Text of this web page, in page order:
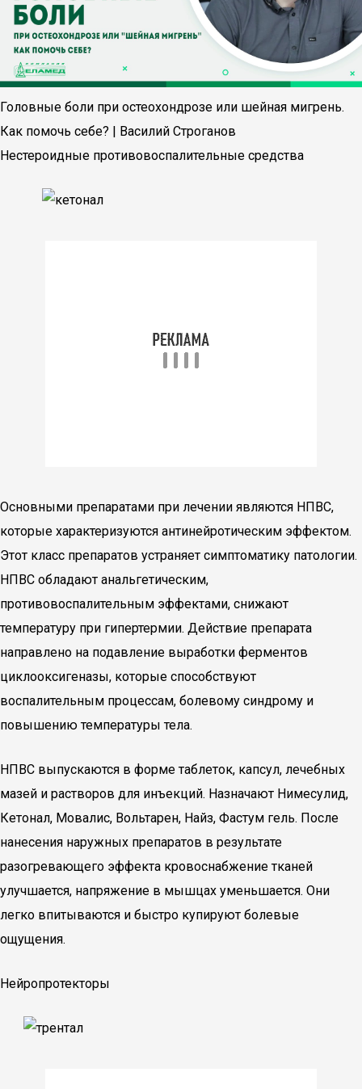
Головные боли при остеохондрозе или шейная мигрень.
Как помочь себе? | Василий Строганов
Нестероидные противовоспалительные средства
Основными препаратами при лечении являются НПВС,
которые характеризуются антинейротическим эффектом.
Этот класс препаратов устраняет симптоматику патологии.
НПВС обладают анальгетическим,
противовоспалительным эффектами, снижают
температуру при гипертермии. Действие препарата
направлено на подавление выработки ферментов
циклооксигеназы, которые способствуют
воспалительным процессам, болевому синдрому и
повышению температуры тела.
НПВС выпускаются в форме таблеток, капсул, лечебных
мазей и растворов для инъекций. Назначают Нимесулид,
Кетонал, Мовалис, Вольтарен, Найз, Фастум гель. После
нанесения наружных препаратов в результате
разогревающего эффекта кровоснабжение тканей
улучшается, напряжение в мышцах уменьшается. Они
легко впитываются и быстро купируют болевые
ощущения.
Нейропротекторы